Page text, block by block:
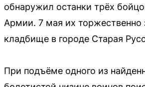
обнаружил останки трёх
Армии. 7 мая их торжественно
кладбище в городе Старая
При подъёме одного из